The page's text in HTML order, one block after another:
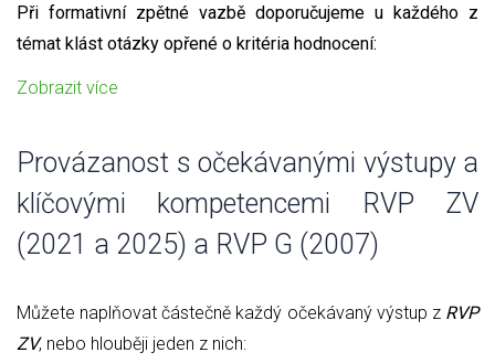
Při formativní zpětné vazbě doporučujeme u každého z
témat klást otázky opřené o kritéria hodnocení:
Zobrazit více
Provázanost s očekávanými výstupy a
klíčovými kompetencemi RVP ZV
(2021 a 2025) a RVP G (2007)
Můžete naplňovat částečně každý očekávaný výstup z RVP
ZV, nebo hlouběji jeden z nich: